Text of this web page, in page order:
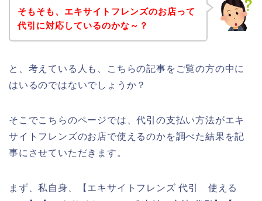
そもそも、エキサイトフレンズのお店って
代引に対応しているのかな～？
と、考えている人も、こちらの記事をご覧の方の中に
はいるのではないでしょうか？
そこでこちらのページでは、代引の支払い方法がエキ
サイトフレンズのお店で使えるのかを調べた結果を記
事にさせていただきます。
まず、私自身、【エキサイトフレンズ 代引 使える